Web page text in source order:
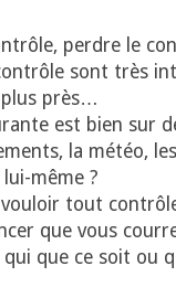
perdre le
sont très
plus près…
est bien sur
la météo,
même ?
vouloir tout
que vous
que ce soit ou